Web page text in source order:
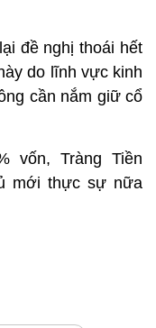
đề nghị thoái hết
do lĩnh vực kinh
cần nắm giữ cổ
vốn, Tràng Tiền
mới thực sự nữa